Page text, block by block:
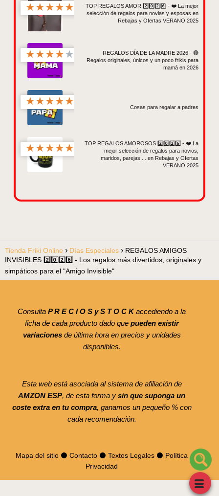
★★★★★
TOP REGALOS AMOR 2️⃣0️⃣2️⃣6️⃣ - ❤️ La mejor
selección de regalos para novias y esposas en
Rebajas y Ofertas VERANO 2025
★★★★★
REGALOS DÍA DE LA MADRE 2026 - 🔴
Regalos originales, únicos y un poco frikis para
mamá en 2026
★★★★★
Cosas para regalar a padres
★★★★★
TOP REGALOS AMOROSOS 2️⃣0️⃣2️⃣6️⃣ - ❤️ La
mejor selección de regalos para novios,
maridos, parejas,... en Rebajas y Ofertas
VERANO 2025
Tienda Friki Online Días Especiales
REGALOS AMIGOS
INVISIBLES 2️⃣0️⃣2️⃣6️⃣ - Los regalos más divertidos, originales y
simpáticos para el "Amigo Invisible"
Consulta P R E C I O S y S T O C Kaccediendo a la
ficha de cada producto dado que pueden existir
variacionesde última hora en precios y unidades
disponibles.
Esta web está asociada al sistema de afiliación de
AMZON ESP, de esta forma y sin que suponga un
coste extra en tu compra, ganamos un pequeño % con
cada recomendación.
Mapa del sitio ⚫ Contacto ⚫ Textos Legales ⚫ Política
Privacidad